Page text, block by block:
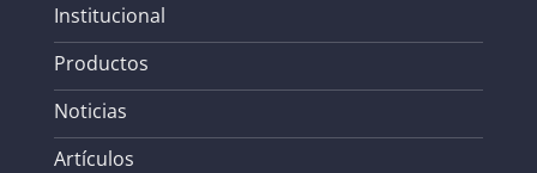
Institucional
Productos
Noticias
Artículos